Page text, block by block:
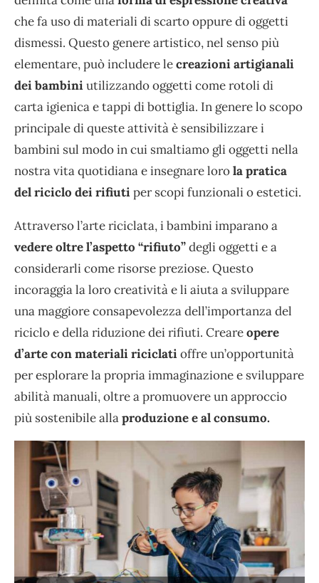
che fa uso di materiali di scarto oppure di oggetti
dismessi. Questo genere artistico, nel senso più
elementare, può includere lecreazioni artigianali
dei bambiniutilizzando oggetti come rotoli di
carta igienica e tappi di bottiglia. In genere lo scopo
principale di queste attività è sensibilizzare i
bambini sul modo in cui smaltiamo gli oggetti nella
nostra vita quotidiana e insegnare lorola pratica
del riciclo dei rifiutiper scopi funzionali o estetici.
Attraverso l’arte riciclata, i bambini imparano a
vedere oltre l’aspetto “rifiuto”degli oggetti e a
considerarli come risorse preziose. Questo
incoraggia la loro creatività e li aiuta a sviluppare
una maggiore consapevolezza dell’importanza del
riciclo e della riduzione dei rifiuti. Creareopere
d’arte con materiali riciclatioffre un’opportunità
per esplorare la propria immaginazione e sviluppare
abilità manuali, oltre a promuovere un approccio
più sostenibile allaproduzione e al consumo.